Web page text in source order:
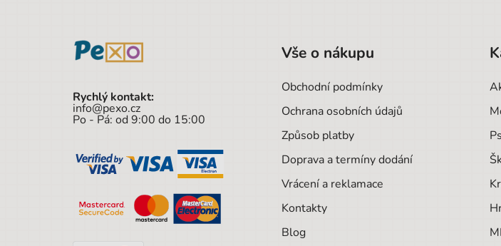
Rychlý kontakt:
info@pexo.cz
Po - Pá: od 9:00 do 15:00
Vše o nákupu
Obchodní podmínky
Ochrana osobních údajů
Způsob platby
Doprava a termíny dodání
Vrácení a reklamace
Kontakty
Blog